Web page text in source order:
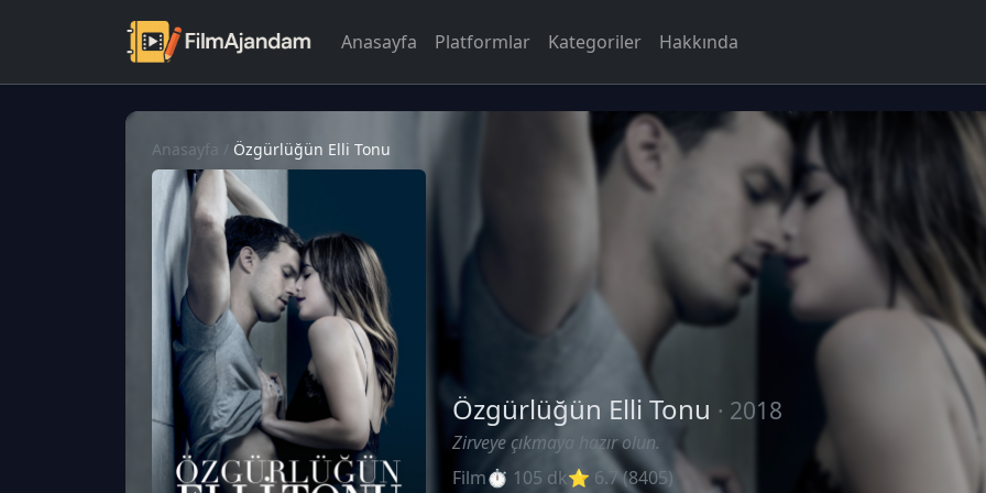
Anasayfa Platformlar Kategoriler Hakkında
Anasayfa Özgürlüğün Elli Tonu
Özgürlüğün Elli Tonu · 2018
Zirveye çıkmaya hazır olun.
Film⏱ 105 dk⭐ 6.7 (8405)